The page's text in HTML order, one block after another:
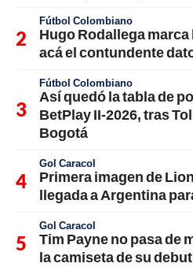
Fútbol Colombiano
Hugo Rodallega
acá el contundente
Fútbol Colombiano
Así quedó la tabla de
BetPlay II-2026, tras
Bogotá
Gol Caracol
Primera imagen de
llegada a Argentina
Gol Caracol
Tim Payne no pasa de
la camiseta de su debut